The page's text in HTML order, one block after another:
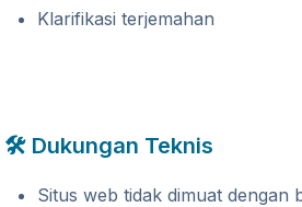
Klarifikasi terjemahan
🛠️ Dukungan Teknis
Situs web tidak dimuat dengan